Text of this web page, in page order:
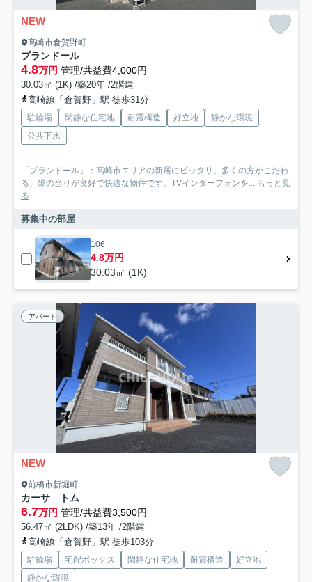
NEW
高崎市倉賀野町
プランドール
4.8万円 管理/共益費4,000円
30.03㎡ (1K) /築20年 /2階建
高崎線「倉賀野」駅 徒歩31分
駐輪場 閑静な住宅地 耐震構造 好立地
静かな環境
公共下水
「プランドール」：高崎市エリアの新居にピッタリ。多くの方がこだわ
る、陽の当りが良好で快適な物件です。TVインターフォンを... もっと見
る
募集中の部屋
106
4.8万円
30.03㎡ (1K)
アパート
NEW
前橋市新堀町
カーサ トム
6.7万円 管理/共益費3,500円
56.47㎡ (2LDK) /築13年 /2階建
高崎線「倉賀野」駅 徒歩103分
駐輪場 宅配ボックス 閑静な住宅地 耐震構造
好立地
静かな環境